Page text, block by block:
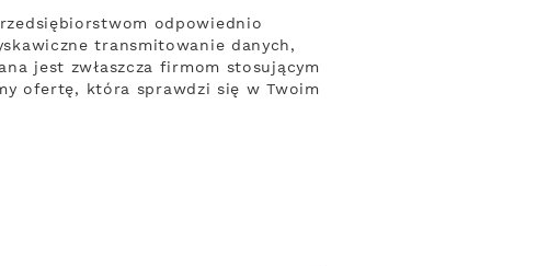
odpowiednio
transmitowanie danych,
jest zwłaszcza firmom stosującym
ofertę, która sprawdzi się w Twoim